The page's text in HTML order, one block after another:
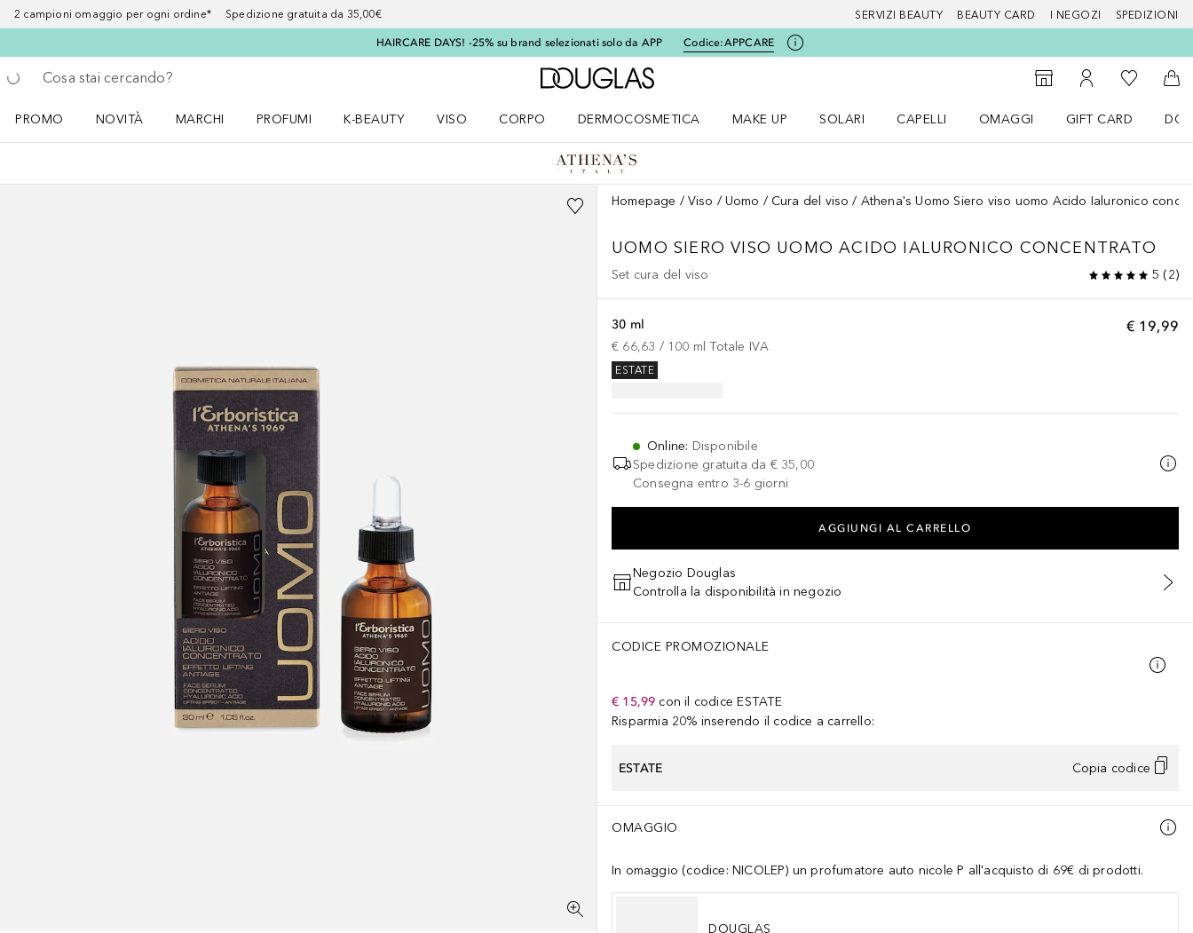
2 campioni omaggio per ogni ordine* Spedizione gratuita da 35,00€ SERVIZI BEAUTY BEAUTY CARD I NEGOZI SPEDIZIONI
HAIRCARE DAYS! -25% su brand selezionati solo da APP Codice:APPCARE
Torna indietro
Esegui ricerca
A Douglas Home
StorefinderAl Mio Account
Alla Mia
Al
PROMO
NOVITÀ
MARCHI
PROFUMI
K-BEAUTY
VISO
CORPO
DERMOCOSMETICA
MAKE UP
SOLARI
CAPELLI
OMAGGI
GIFT CARD
Homepage Viso Uomo Cura del viso Athena's Uomo Siero viso uomo Acido Ialuronico
UOMO SIERO VISO UOMO ACIDO IALURONICO CONCENTRATO
Set cura del viso 5 (2)
€ 19,99
30 ml
€ 66,63 / 100 ml Totale IVA
ESTATE
Online: Disponibile
Spedizione gratuita da € 35,00
Consegna entro 3-6 giorni
AGGIUNGI AL CARRELLO
Negozio Douglas
Controlla la disponibilità in negozio
CODICE PROMOZIONALE
€ 15,99 con il codice ESTATE
Risparmia 20% inserendo il codice a carrello:
ESTATE Copia codice
OMAGGIO
In omaggio (codice: NICOLEP) un profumatore auto nicole P all'acquisto di 69€ di prodotti.
DOUGLAS